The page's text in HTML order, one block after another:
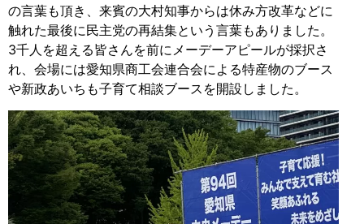
の言葉も頂き、来賓の大村知事からは休み方改革などに
触れた最後に民主党の再結集という言葉もありました。
3千人を超える皆さんを前にメーデーアピールが採択さ
れ、会場には愛知県商工会連合会による特産物のブース
や新政あいちも子育て相談ブースを開設しました。